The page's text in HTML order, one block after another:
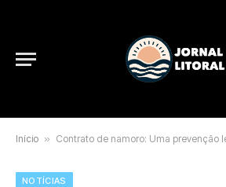
Início » Contrato de namoro: Uma prevenção legítima ou um
NOTÍCIAS